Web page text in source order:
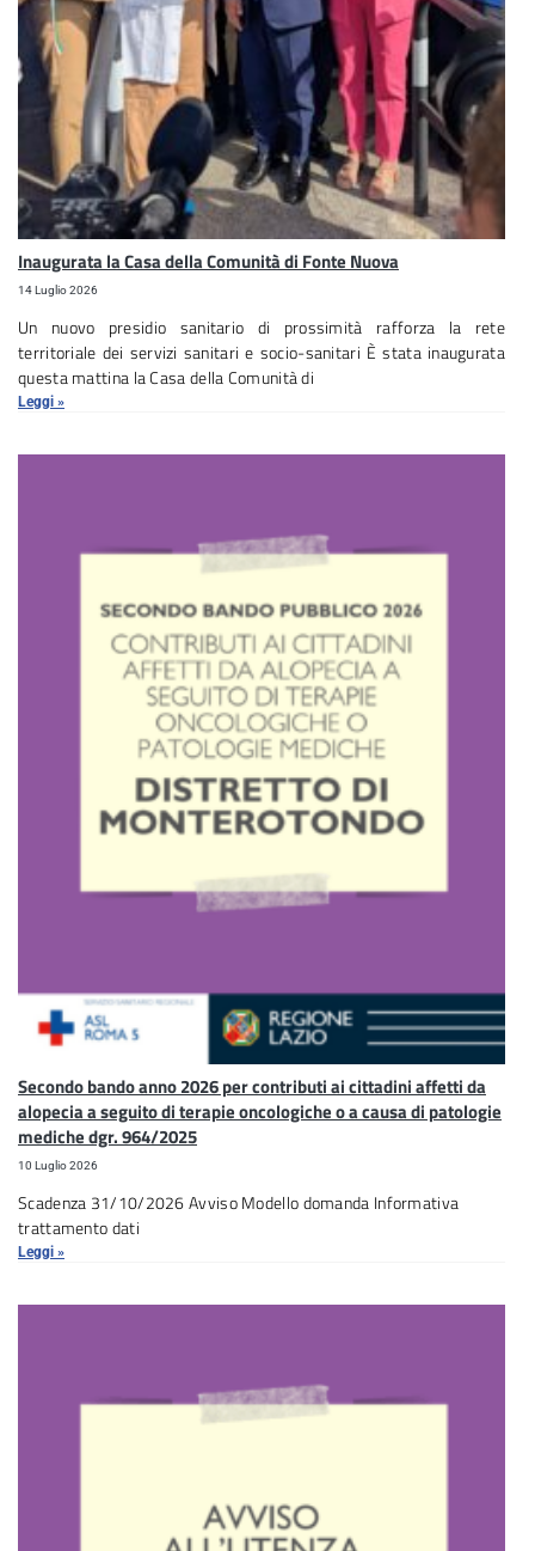
Inaugurata la Casa della Comunità di Fonte Nuova
14 Luglio 2026
Un nuovo presidio sanitario di prossimità rafforza la rete
territoriale dei servizi sanitari e socio-sanitari È stata inaugurata
questa mattina la Casa della Comunità di
Leggi »
Secondo bando anno 2026 per contributi ai cittadini affetti da
alopecia a seguito di terapie oncologiche o a causa di patologie
mediche dgr. 964/2025
10 Luglio 2026
Scadenza 31/10/2026 Avviso Modello domanda Informativa
trattamento dati
Leggi »